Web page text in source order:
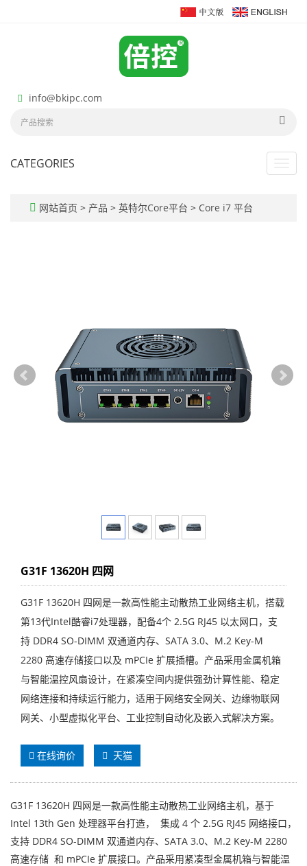
info@bkipc.com
CATEGORIES
网站首页 > 产品 > 英特尔Core平台 > Core i7 平台
G31F 13620H 四网
G31F 13620H 四网是一款高性能主动散热工业网络主机，搭载
第13代Intel酷睿i7处理器，配备4个 2.5G RJ45 以太网口，支
持 DDR4 SO-DIMM 双通道内存、SATA 3.0、M.2 Key-M
2280 高速存储接口以及 mPCIe 扩展插槽。产品采用金属机箱
与智能温控风扇设计，在紧凑空间内提供强劲计算性能、稳定
网络连接和持续运行能力，适用于网络安全网关、边缘物联网
网关、小型虚拟化平台、工业控制自动化及嵌入式解决方案。
在线询价 天猫
G31F 13620H 四网是一款高性能主动散热工业网络主机，基于
Intel 13th Gen 处理器平台打造， 集成 4 个 2.5G RJ45 网络接口，
支持 DDR4 SO-DIMM 双通道内存、SATA 3.0、M.2 Key-M 2280
高速存储 和 mPCIe 扩展接口。产品采用紧凑型金属机箱与智能温